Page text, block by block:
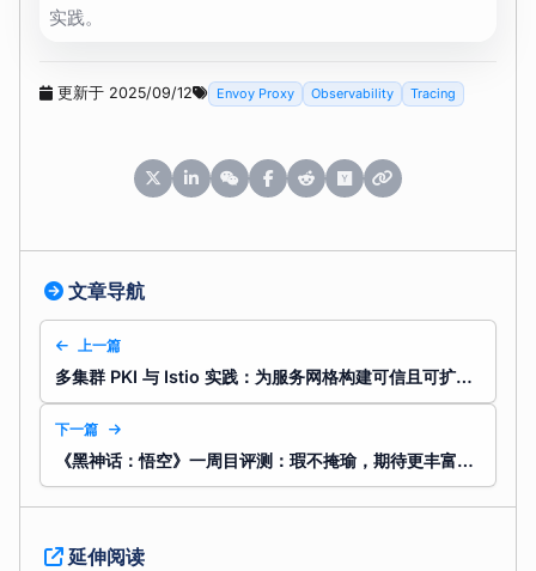
实践。
更新于 2025/09/12 Envoy Proxy Observability Tracing
文章导航
上一篇
多集群 PKI 与 Istio 实践：为服务网格构建可信且可扩展的 PKI
下一篇
《黑神话：悟空》一周目评测：瑕不掩瑜，期待更丰富内容
延伸阅读